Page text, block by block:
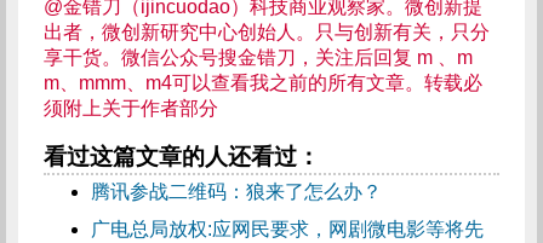
@金错刀（ijincuodao）科技商业观察家。微创新提
出者，微创新研究中心创始人。只与创新有关，只分
享干货。微信公众号搜金错刀，关注后回复 m 、m
m、mmm、m4可以查看我之前的所有文章。转载必
须附上关于作者部分
看过这篇文章的人还看过：
腾讯参战二维码：狼来了怎么办？
广电总局放权:应网民要求，网剧微电影等将先